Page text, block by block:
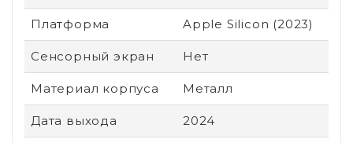
Платформа Apple Silicon (2023)
Сенсорный экран Нет
Материал корпуса Металл
Дата выхода 2024